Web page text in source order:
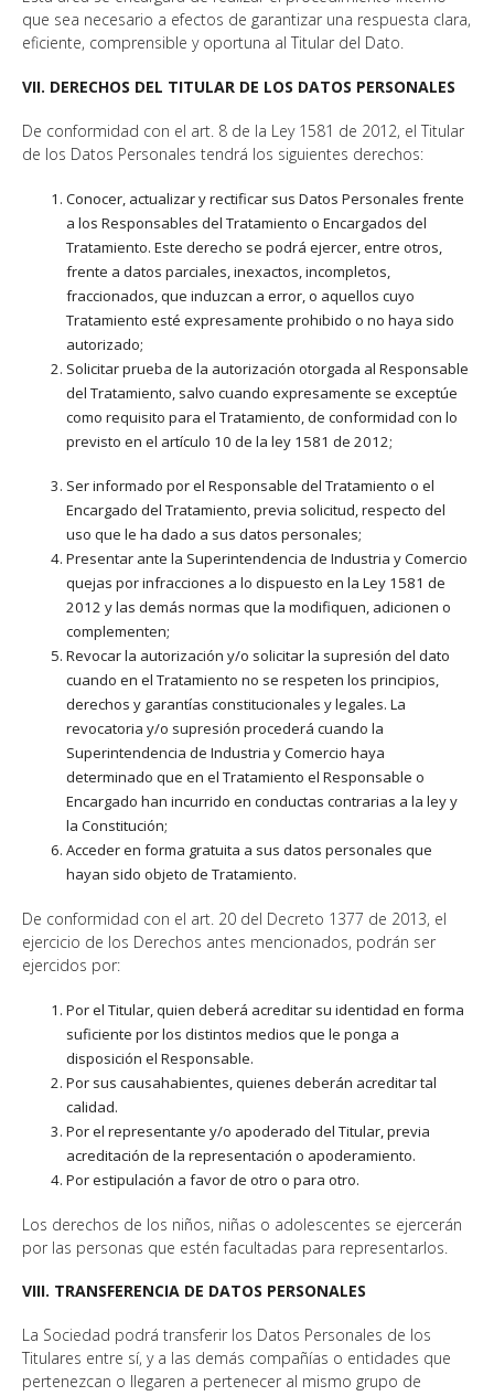
que sea necesario a efectos de garantizar una respuesta clara,
eficiente, comprensible y oportuna al Titular del Dato.
VII. DERECHOS DEL TITULAR DE LOS DATOS PERSONALES
De conformidad con el art. 8 de la Ley 1581 de 2012, el Titular
de los Datos Personales tendrá los siguientes derechos:
Conocer, actualizar y rectificar sus Datos Personales frente
a los Responsables del Tratamiento o Encargados del
Tratamiento. Este derecho se podrá ejercer, entre otros,
frente a datos parciales, inexactos, incompletos,
fraccionados, que induzcan a error, o aquellos cuyo
Tratamiento esté expresamente prohibido o no haya sido
autorizado;
Solicitar prueba de la autorización otorgada al Responsable
del Tratamiento, salvo cuando expresamente se exceptúe
como requisito para el Tratamiento, de conformidad con lo
previsto en el artículo 10 de la ley 1581 de 2012;
Ser informado por el Responsable del Tratamiento o el
Encargado del Tratamiento, previa solicitud, respecto del
uso que le ha dado a sus datos personales;
Presentar ante la Superintendencia de Industria y Comercio
quejas por infracciones a lo dispuesto en la Ley 1581 de
2012 y las demás normas que la modifiquen, adicionen o
complementen;
Revocar la autorización y/o solicitar la supresión del dato
cuando en el Tratamiento no se respeten los principios,
derechos y garantías constitucionales y legales. La
revocatoria y/o supresión procederá cuando la
Superintendencia de Industria y Comercio haya
determinado que en el Tratamiento el Responsable o
Encargado han incurrido en conductas contrarias a la ley y
la Constitución;
Acceder en forma gratuita a sus datos personales que
hayan sido objeto de Tratamiento.
De conformidad con el art. 20 del Decreto 1377 de 2013, el
ejercicio de los Derechos antes mencionados, podrán ser
ejercidos por:
Por el Titular, quien deberá acreditar su identidad en forma
suficiente por los distintos medios que le ponga a
disposición el Responsable.
Por sus causahabientes, quienes deberán acreditar tal
calidad.
Por el representante y/o apoderado del Titular, previa
acreditación de la representación o apoderamiento.
Por estipulación a favor de otro o para otro.
Los derechos de los niños, niñas o adolescentes se ejercerán
por las personas que estén facultadas para representarlos.
VIII. TRANSFERENCIA DE DATOS PERSONALES
La Sociedad podrá transferir los Datos Personales de los
Titulares entre sí, y a las demás compañías o entidades que
pertenezcan o llegaren a pertenecer al mismo grupo de